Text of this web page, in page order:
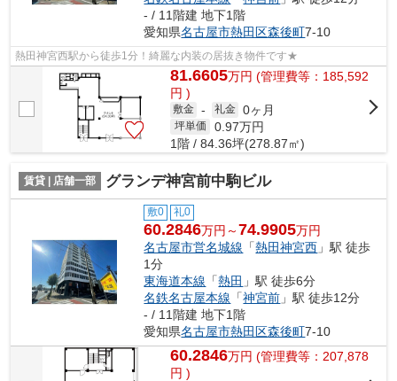
- / 11階建 地下1階
愛知県名古屋市熱田区森後町7-10
熱田神宮西駅から徒歩1分！綺麗な内装の居抜き物件です★
81.6605万円 (管理費等：185,592
円 )
敷金 - 礼金 0ヶ月
坪単価 0.97万円
1階 / 84.36坪(278.87㎡)
賃貸 | 店舗一部 グランデ神宮前中駒ビル
敷0 礼0
60.2846万円～74.9905万円
名古屋市営名城線 「熱田神宮西 」駅 徒歩
1分
東海道本線 「熱田 」駅 徒歩6分
名鉄名古屋本線 「神宮前 」駅 徒歩12分
- / 11階建 地下1階
愛知県名古屋市熱田区森後町7-10
60.2846万円 (管理費等：207,878
円 )